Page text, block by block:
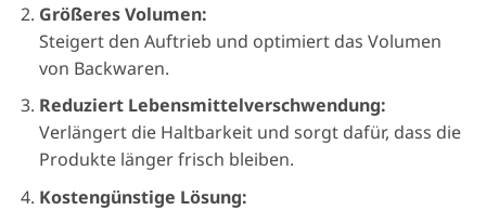
Größeres Volumen:
Steigert den Auftrieb und optimiert das Volumen
von Backwaren.
Reduziert Lebensmittelverschwendung:
Verlängert die Haltbarkeit und sorgt dafür, dass die
Produkte länger frisch bleiben.
Kostengünstige Lösung: